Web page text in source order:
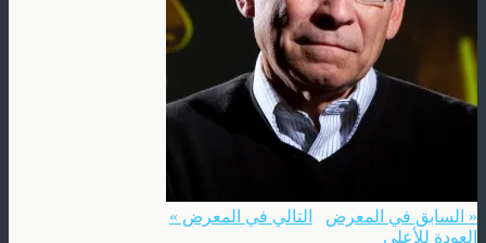
« السابق في المعرض
التالي في المعرض »
العودة للأعلى